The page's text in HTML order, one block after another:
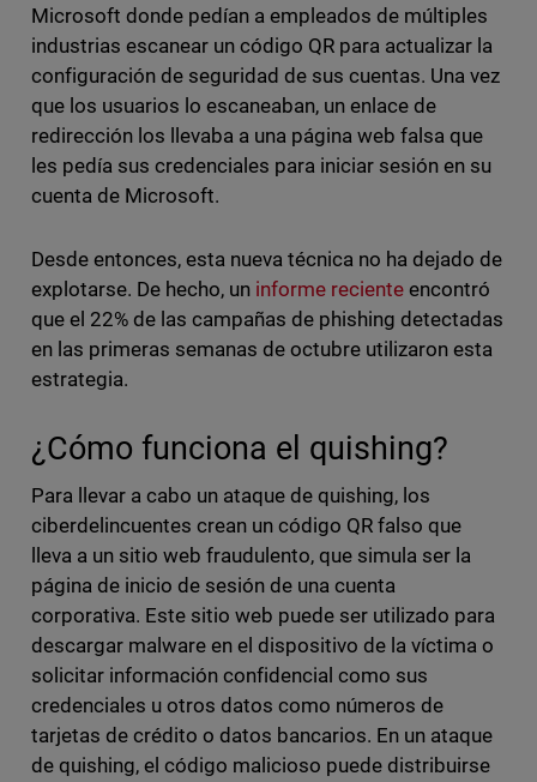
Microsoft donde pedían a empleados de múltiples
industrias escanear un código QR para actualizar la
configuración de seguridad de sus cuentas. Una vez
que los usuarios lo escaneaban, un enlace de
redirección los llevaba a una página web falsa que
les pedía sus credenciales para iniciar sesión en su
cuenta de Microsoft.
Desde entonces, esta nueva técnica no ha dejado de
explotarse. De hecho, un informe reciente encontró
que el 22% de las campañas de phishing detectadas
en las primeras semanas de octubre utilizaron esta
estrategia.
¿Cómo funciona el quishing?
Para llevar a cabo un ataque de quishing, los
ciberdelincuentes crean un código QR falso que
lleva a un sitio web fraudulento, que simula ser la
página de inicio de sesión de una cuenta
corporativa. Este sitio web puede ser utilizado para
descargar malware en el dispositivo de la víctima o
solicitar información confidencial como sus
credenciales u otros datos como números de
tarjetas de crédito o datos bancarios. En un ataque
de quishing, el código malicioso puede distribuirse